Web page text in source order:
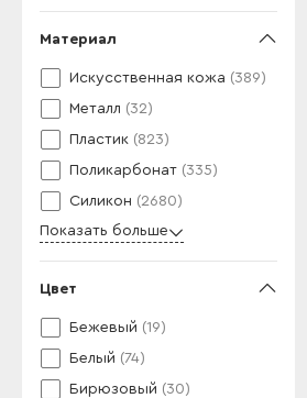
Материал
Искусственная кожа (389)
Металл (32)
Пластик (823)
Поликарбонат (335)
Силикон (2680)
Показать больше
Цвет
Бежевый (19)
Белый (74)
Бирюзовый (30)